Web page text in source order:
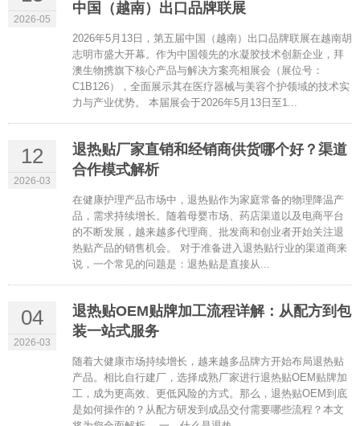
2026-05
中国（越南）出口品牌联展
2026年5月13日，第五届中国（越南）出口品牌联展在越南胡
志明市盛大开幕。作为中国领先的水凝胶技术创新企业，拜
澳生物携旗下核心产品与解决方案亮相展会（展位号：
C1B126），全面展示其在医疗器械与美容个护领域的技术实
力与产业优势。 本届展会于2026年5月13日至1...
12
2026-03
退热贴厂家直销和经销商供货哪个好？渠道
合作模式解析
在健康护理产品市场中，退热贴作为家庭常备的物理降温产
品，需求持续增长。随着母婴市场、药店渠道以及电商平台
的不断发展，越来越多代理商、批发商和创业者开始关注退
热贴产品的销售机会。 对于准备进入退热贴行业的渠道商来
说，一个常见的问题是：退热贴是直接从...
04
2026-03
退热贴OEM贴牌加工流程详解：从配方到包
装一站式服务
随着大健康市场持续增长，越来越多品牌方开始布局退热贴
产品。相比自行建厂，选择成熟厂家进行退热贴OEM贴牌加
工，成为更高效、更低风险的方式。那么，退热贴OEM到底
是如何操作的？从配方研发到成品交付需要哪些流程？本文